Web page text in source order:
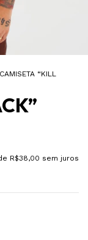
CAMISETA “KILL
R$38,00 sem juros